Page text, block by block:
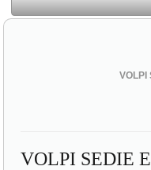
VOLPI
VOLPI SEDIE